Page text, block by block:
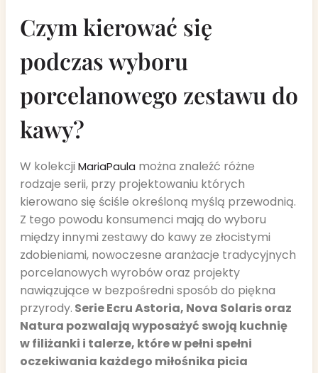
Czym kierować się
podczas wyboru
porcelanowego zestawu do
kawy?
W kolekcji MariaPaula można znaleźć różne
rodzaje serii, przy projektowaniu których
kierowano się ściśle określoną myślą przewodnią.
Z tego powodu konsumenci mają do wyboru
między innymi zestawy do kawy ze złocistymi
zdobieniami, nowoczesne aranżacje tradycyjnych
porcelanowych wyrobów oraz projekty
nawiązujące w bezpośredni sposób do piękna
przyrody. Serie Ecru Astoria, Nova Solaris oraz
Natura pozwalają wyposażyć swoją kuchnię
w filiżanki i talerze, które w pełni spełni
oczekiwania każdego miłośnika picia